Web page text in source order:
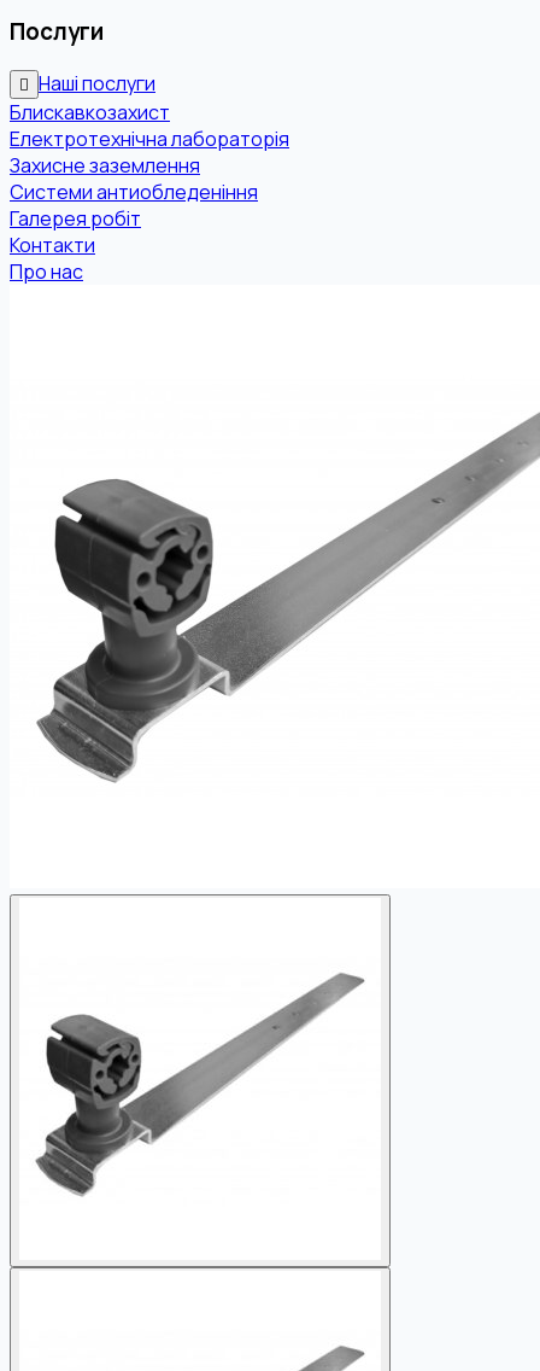
Послуги
Наші послуги
Блискавкозахист
Електротехнічна лабораторія
Захисне заземлення
Системи антиобледеніння
Галерея робіт
Контакти
Про нас